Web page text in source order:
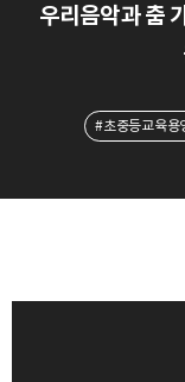
우리음악과 춤
#초중등교육용